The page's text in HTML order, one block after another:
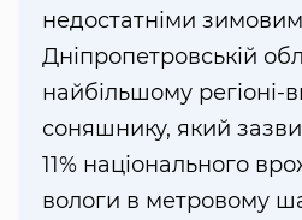
недостатніми
Дніпропетровській
найбільшому регіоні-
соняшнику, який
11% національного
вологи в метровому